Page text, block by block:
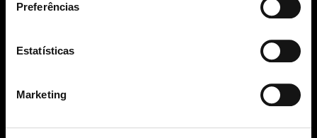
Preferências
Estatísticas
Marketing